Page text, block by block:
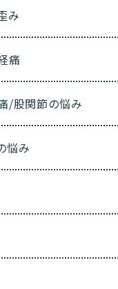
み
痛
/股関節の悩み
悩み